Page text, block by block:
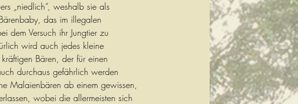
„niedlich“, weshalb sie als
das im illegalen
dem Versuch ihr Jungtier zu
wird auch jedes kleine
Bären, der für einen
durchaus gefährlich werden
Malaienbären ab einem gewissen,
wobei die allermeisten sich